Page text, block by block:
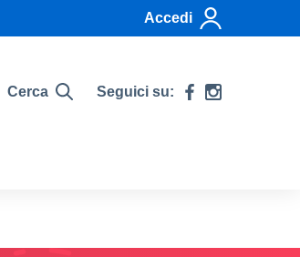
Accedi
Cerca Seguici su: